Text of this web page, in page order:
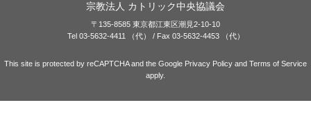
宗教法人 カトリック中央協議会
〒135-8585 東京都江東区潮見2-10-10
Tel 03-5632-4411 （代） / Fax 03-5632-4453 （代）
This site is protected by reCAPTCHA and the Google Privacy Policy and Terms of Service
apply.